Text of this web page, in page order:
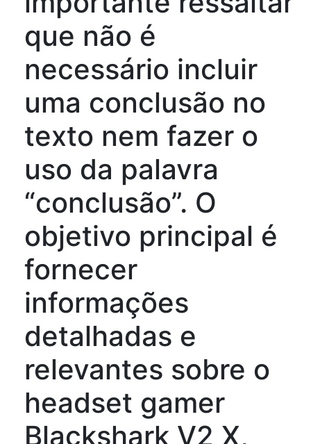
que não é
necessário incluir
uma conclusão no
texto nem fazer o
uso da palavra
“conclusão”. O
objetivo principal é
fornecer
informações
detalhadas e
relevantes sobre o
headset gamer
Blackshark V2 X,